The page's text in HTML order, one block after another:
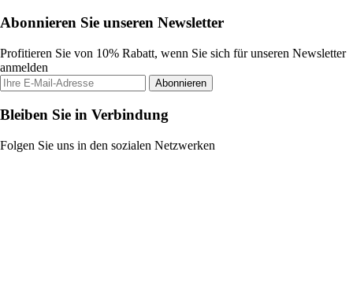
Abonnieren Sie unseren Newsletter
Profitieren Sie von 10% Rabatt, wenn Sie sich für unseren Newsletter
anmelden
Abonnieren
Bleiben Sie in Verbindung
Folgen Sie uns in den sozialen Netzwerken